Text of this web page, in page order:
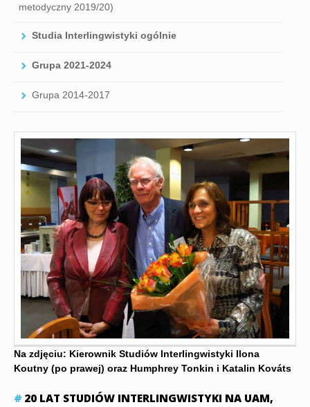
metodyczny 2019/20)
Studia Interlingwistyki ogólnie
Grupa 2021-2024
Grupa 2014-2017
Na zdjęciu: Kierownik Studiów Interlingwistyki Ilona
Koutny (po prawej) oraz Humphrey Tonkin i Katalin Kováts
20 LAT STUDIÓW INTERLINGWISTYKI NA UAM,